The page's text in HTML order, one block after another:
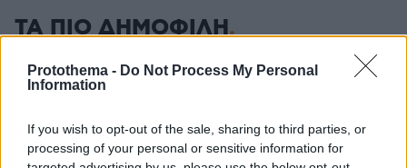
Protothema - Do Not Process My Personal
Information
If you wish to opt-out of the sale, sharing to third parties, or
processing of your personal or sensitive information for
ΤΑ ΠΙΟ ΔΗΜΟΦΙΛΗ